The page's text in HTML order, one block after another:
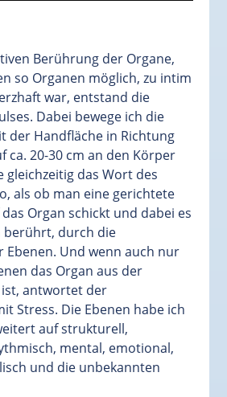
Berührung der Organe,
so Organen möglich, zu intim
war, entstand die
Dabei bewege ich die
der Handfläche in Richtung
ca. 20-30 cm an den Körper
gleichzeitig das Wort des
als ob man eine gerichtete
Organ schickt und dabei es
berührt, durch die
Ebenen. Und wenn auch nur
das Organ aus der
antwortet der
Stress. Die Ebenen habe ich
auf strukturell,
mental, emotional,
und die unbekannten